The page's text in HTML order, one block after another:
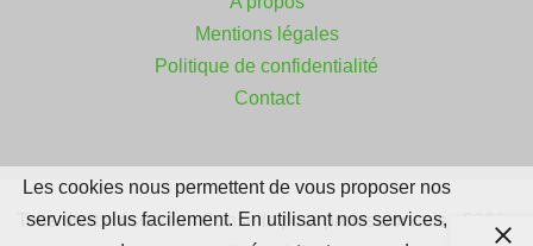
Mentions légales
Politique de confidentialité
Contact
Tous droits réservés - Conseils pour professionnels - 2026 -
Les cookies nous permettent de vous proposer nos
services plus facilement. En utilisant nos services,